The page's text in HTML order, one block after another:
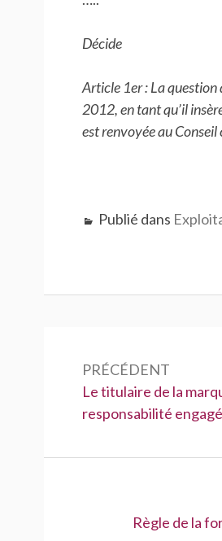
Décide
Article 1er : La question
2012, en tant qu’il
est renvoyée au
Publié dans
l’article
PRÉCÉDENT
Précédent :
Le titulaire de la
responsabilité
Suivant :
Règle de la